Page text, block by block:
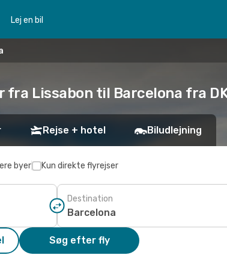
Lej en bil
Lissabon til Barcelona fra
Rejse + hotel Biludlejning
byer Kun direkte flyrejser
Destination
Søg efter fly